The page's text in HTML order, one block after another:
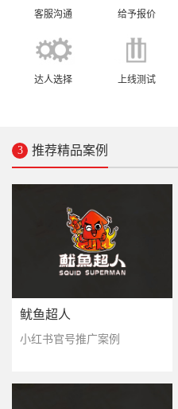
客服沟通 给予报价
达人选择 上线测试
3 推荐精品案例
鱿鱼超人
小红书官号推广案例